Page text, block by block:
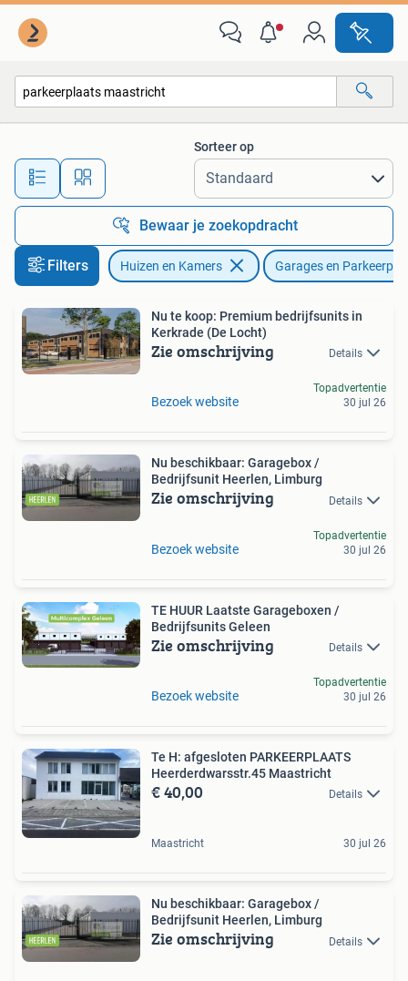
Alle afstanden…
Sorteer op
Bewaar je zoekopdracht
Filters Huizen en Kamers Garages en
Nu te koop: Premium bedrijfsunits in
Kerkrade (De Locht)
Zie omschrijving Details
Bezoek website
Topadvertentie
30 jul 26
Nu beschikbaar: Garagebox /
Bedrijfsunit Heerlen, Limburg
Zie omschrijving Details
Bezoek website
Topadvertentie
30 jul 26
TE HUUR Laatste Garageboxen /
Bedrijfsunits Geleen
Zie omschrijving Details
Bezoek website
Topadvertentie
30 jul 26
Te H: afgesloten PARKEERPLAATS
Heerderdwarsstr.45 Maastricht
€ 40,00 Details
Maastricht 30 jul 26
Nu beschikbaar: Garagebox /
Bedrijfsunit Heerlen, Limburg
Zie omschrijving Details